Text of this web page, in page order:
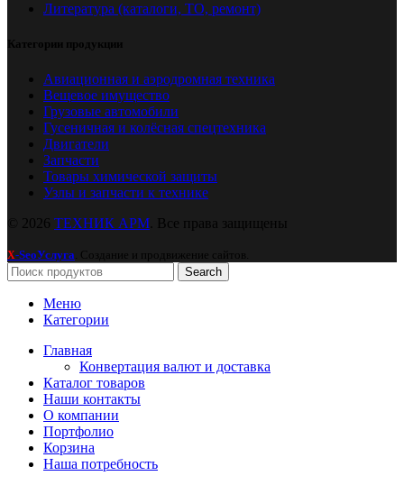
Литература (каталоги, ТО, ремонт)
Категории продукции
Авиационная и аэродромная техника
Вещевое имущество
Грузовые автомобили
Гусеничная и колёсная спецтехника
Двигатели
Запчасти
Товары химической защиты
Узлы и запчасти к технике
© 2026 ТЕХНИК АРМ . Все права защищены
X-SeoУслуга . Создание и продвижение сайтов.
Search
Меню
Категории
Главная
Конвертация валют и доставка
Каталог товаров
Наши контакты
О компании
Портфолио
Корзина
Наша потребность